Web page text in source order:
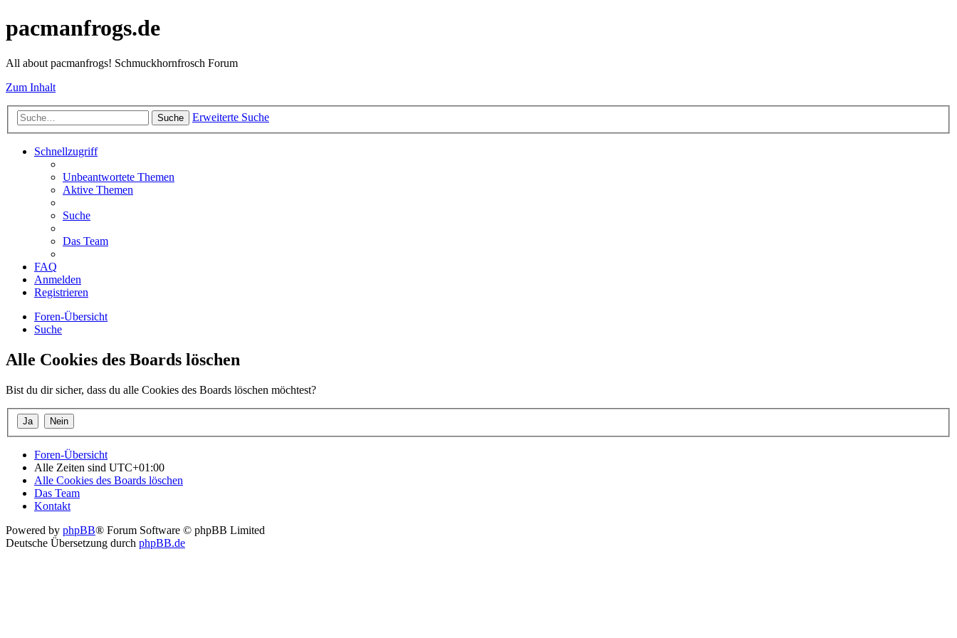
pacmanfrogs.de
All about pacmanfrogs! Schmuckhornfrosch Forum
Zum Inhalt
Suche Erweiterte Suche
Schnellzugriff
Unbeantwortete Themen
Aktive Themen
Suche
Das Team
FAQ
Anmelden
Registrieren
Foren-Übersicht
Suche
Alle Cookies des Boards löschen
Bist du dir sicher, dass du alle Cookies des Boards löschen möchtest?
Foren-Übersicht
Alle Zeiten sind UTC+01:00
Alle Cookies des Boards löschen
Das Team
Kontakt
Powered by phpBB® Forum Software © phpBB Limited
Deutsche Übersetzung durch phpBB.de